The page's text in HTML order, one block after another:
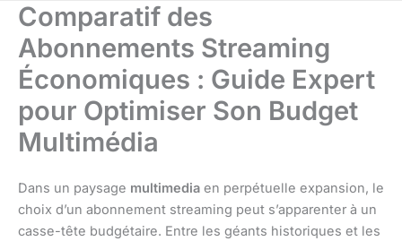
Comparatif des
Abonnements Streaming
Économiques : Guide Expert
pour Optimiser Son Budget
Multimédia
Dans un paysage multimedia en perpétuelle expansion, le
choix d’un abonnement streaming peut s’apparenter à un
casse-tête budgétaire. Entre les géants historiques et les